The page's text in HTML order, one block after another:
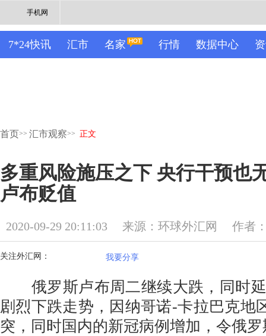
手机网
7*24快讯 汇市 名家 行情 数据中心
首页>> 汇市观察>> 正文
多重风险施压之下 央行干预也
卢布贬值
2020-09-29 20:11:03 来源：环球外汇网 作者
关注外汇网： 我要分享
俄罗斯卢布周二继续大跌，同时延
剧烈下跌走势，因纳哥诺-卡拉巴克地
突，同时国内的新冠病例增加，令俄